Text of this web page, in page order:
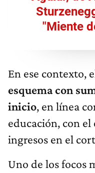
"Miente
En ese contexto,
esquema con
inicio, en línea
educación, con
ingresos en el
Uno de los focos